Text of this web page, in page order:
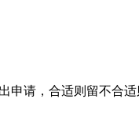
申请，合适则留不合